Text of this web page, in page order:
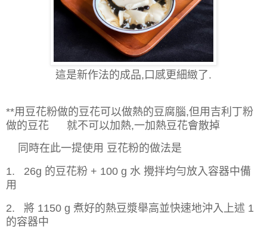
這是新作法的成品,口感更細緻了.
**用豆花粉做的豆花可以做熱的豆腐腦,但用吉利丁粉
做的豆花 就不可以加熱,一加熱豆花會散掉
同時在此一提使用 豆花粉的做法是
1. 26g 的豆花粉 + 100 g 水 攪拌均勻放入容器中備
用
2. 將 1150 g 煮好的熱豆漿舉高並快速地沖入上述 1
的容器中